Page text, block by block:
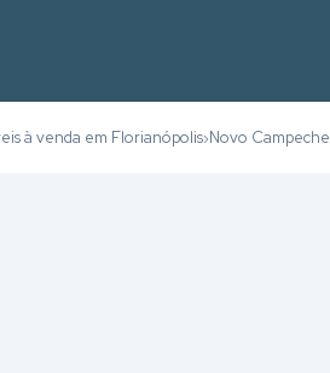
à venda em Florianópolis›Novo Campeche